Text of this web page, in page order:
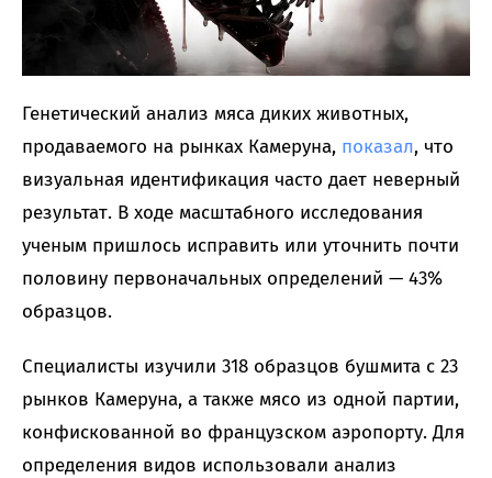
Генетический анализ мяса диких животных,
продаваемого на рынках Камеруна, показал, что
визуальная идентификация часто дает неверный
результат. В ходе масштабного исследования
ученым пришлось исправить или уточнить почти
половину первоначальных определений — 43%
образцов.
Специалисты изучили 318 образцов бушмита с 23
рынков Камеруна, а также мясо из одной партии,
конфискованной во французском аэропорту. Для
определения видов использовали анализ